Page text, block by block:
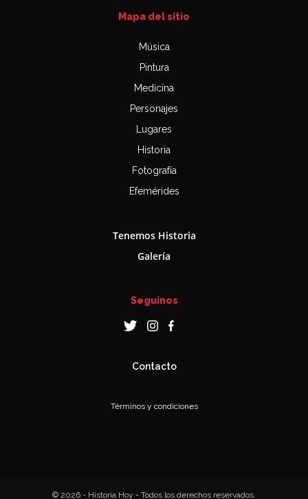
Mapa del sitio
Música
Pintura
Medicina
Personajes
Lugares
Historia
Fotografía
Efemérides
Tenemos Historia
Galería
Seguinos
Contacto
Términos y condiciones
© 2026 - Historia Hoy - Todos los derechos reservados.